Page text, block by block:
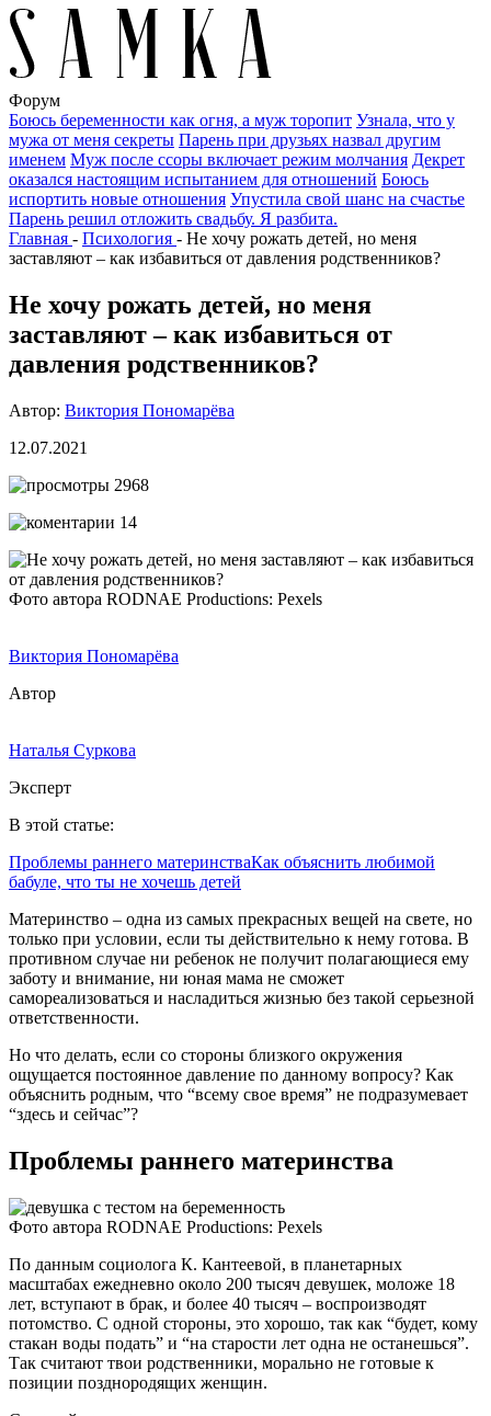
Форум
Боюсь беременности как огня, а муж торопит Узнала, что у
мужа от меня секреты Парень при друзьях назвал другим
именем Муж после ссоры включает режим молчания Декрет
оказался настоящим испытанием для отношений Боюсь
испортить новые отношения Упустила свой шанс на счастье
Парень решил отложить свадьбу. Я разбита.
Главная - Психология - Не хочу рожать детей, но меня
заставляют – как избавиться от давления родственников?
Не хочу рожать детей, но меня
заставляют – как избавиться от
давления родственников?
Автор: Виктория Пономарёва
12.07.2021
2968
14
Фото автора RODNAE Productions: Pexels
Виктория Пономарёва
Автор
Наталья Суркова
Эксперт
В этой статье:
Проблемы раннего материнстваКак объяснить любимой
бабуле, что ты не хочешь детей
Материнство – одна из самых прекрасных вещей на свете, но
только при условии, если ты действительно к нему готова. В
противном случае ни ребенок не получит полагающиеся ему
заботу и внимание, ни юная мама не сможет
самореализоваться и насладиться жизнью без такой серьезной
ответственности.
Но что делать, если со стороны близкого окружения
ощущается постоянное давление по данному вопросу? Как
объяснить родным, что “всему свое время” не подразумевает
“здесь и сейчас”?
Проблемы раннего материнства
Фото автора RODNAE Productions: Pexels
По данным социолога К. Кантеевой, в планетарных
масштабах ежедневно около 200 тысяч девушек, моложе 18
лет, вступают в брак, и более 40 тысяч – воспроизводят
потомство. С одной стороны, это хорошо, так как “будет, кому
стакан воды подать” и “на старости лет одна не останешься”.
Так считают твои родственники, морально не готовые к
позиции позднородящих женщин.